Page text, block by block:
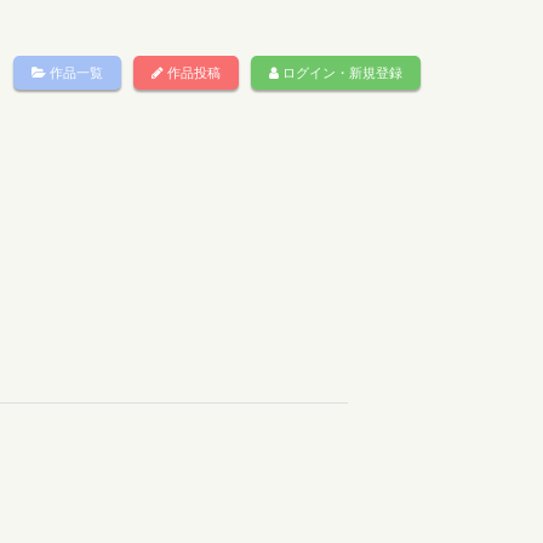
作品一覧 作品投稿 ログイン・新規登録